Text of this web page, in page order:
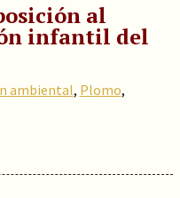
al
infantil del
ambiental, Plomo,